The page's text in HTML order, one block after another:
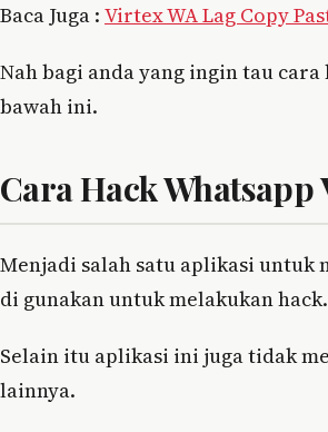
Baca Juga : Virtex WA Lag Copy
Nah bagi anda yang ingin tau
bawah ini.
Cara Hack
Menjadi salah satu aplikasi untuk
di gunakan untuk melakukan hack.
Selain itu aplikasi ini juga tidak
lainnya.